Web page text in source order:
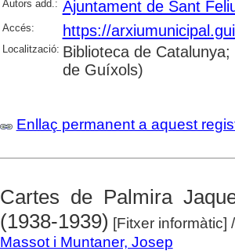
Autors add.: Ajuntament de Sant
Accés: https://
Localització: Biblioteca de
de Guíxols)
Enllaç permanent a aquest
Cartes de Palmira
(1938-1939) [Fitxer informàtic]
Massot i Muntaner, Josep